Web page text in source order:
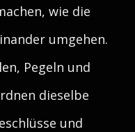
wie die
umgehen.
Pegeln und
dieselbe
und